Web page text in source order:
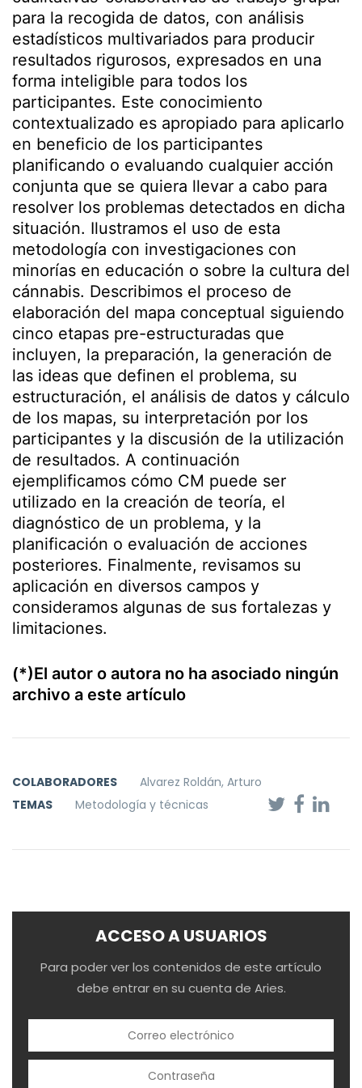
para la recogida de datos, con análisis
estadísticos multivariados para producir
resultados rigurosos, expresados en una
forma inteligible para todos los
participantes. Este conocimiento
contextualizado es apropiado para aplicarlo
en beneficio de los participantes
planificando o evaluando cualquier acción
conjunta que se quiera llevar a cabo para
resolver los problemas detectados en dicha
situación. Ilustramos el uso de esta
metodología con investigaciones con
minorías en educación o sobre la cultura del
cánnabis. Describimos el proceso de
elaboración del mapa conceptual siguiendo
cinco etapas pre-estructuradas que
incluyen, la preparación, la generación de
las ideas que definen el problema, su
estructuración, el análisis de datos y cálculo
de los mapas, su interpretación por los
participantes y la discusión de la utilización
de resultados. A continuación
ejemplificamos cómo CM puede ser
utilizado en la creación de teoría, el
diagnóstico de un problema, y la
planificación o evaluación de acciones
posteriores. Finalmente, revisamos su
aplicación en diversos campos y
consideramos algunas de sus fortalezas y
limitaciones.
(*)El autor o autora no ha asociado ningún
archivo a este artículo
COLABORADORES
Alvarez Roldán, Arturo
TEMAS
Metodología y técnicas
ACCESO A USUARIOS
Para poder ver los contenidos de este artículo
debe entrar en su cuenta de Aries.